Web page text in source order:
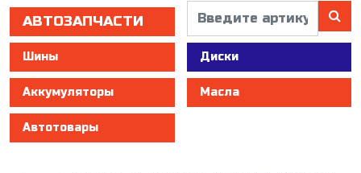
АВТОЗАПЧАСТИ
Шины Диски
Аккумуляторы Масла
Автотовары